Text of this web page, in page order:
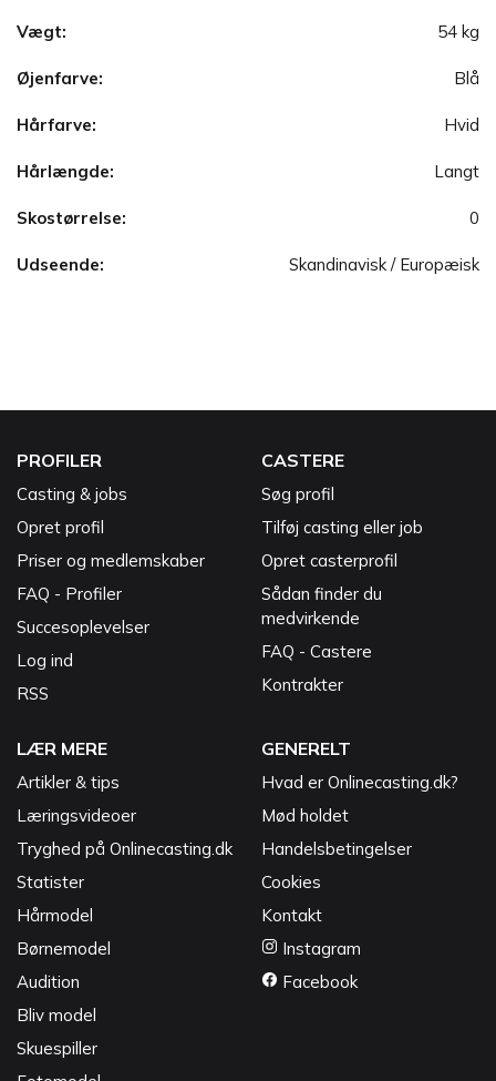
Vægt: 54 kg
Øjenfarve: Blå
Hårfarve: Hvid
Hårlængde: Langt
Skostørrelse: 0
Udseende: Skandinavisk / Europæisk
PROFILER
Casting & jobs
Opret profil
Priser og medlemskaber
FAQ - Profiler
Succesoplevelser
Log ind
RSS
CASTERE
Søg profil
Tilføj casting eller job
Opret casterprofil
Sådan finder du
medvirkende
FAQ - Castere
Kontrakter
LÆR MERE
Artikler & tips
Læringsvideoer
Tryghed på Onlinecasting.dk
Statister
Hårmodel
Børnemodel
Audition
Bliv model
Skuespiller
GENERELT
Hvad er Onlinecasting.dk?
Mød holdet
Handelsbetingelser
Cookies
Kontakt
Instagram
Facebook